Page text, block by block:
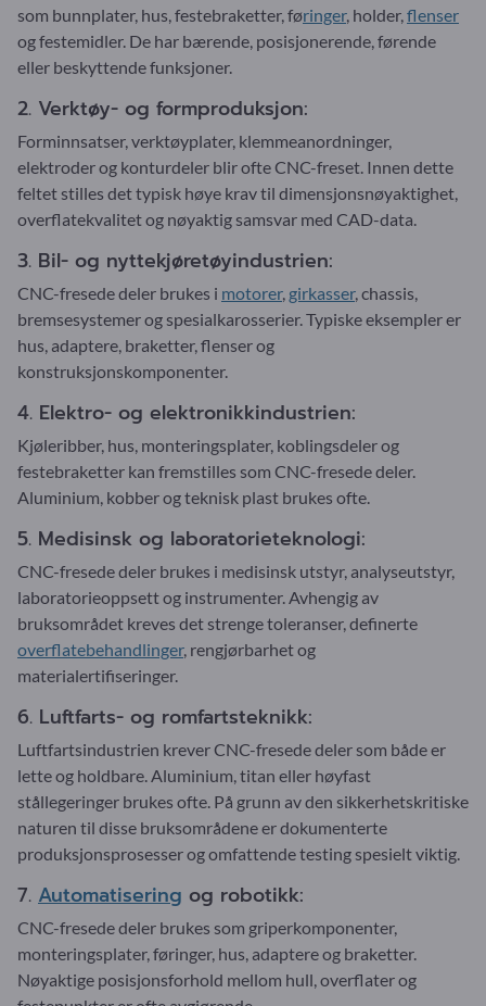
som bunnplater, hus, festebraketter, føringer, holder,flenser
og festemidler. De har bærende, posisjonerende, førende
eller beskyttende funksjoner.
2. Verktøy- og formproduksjon:
Forminnsatser, verktøyplater, klemmeanordninger,
elektroder og konturdeler blir ofte CNC-freset. Innen dette
feltet stilles det typisk høye krav til dimensjonsnøyaktighet,
overflatekvalitet og nøyaktig samsvar med CAD-data.
3. Bil- og nyttekjøretøyindustrien:
CNC-fresede deler brukes i motorer, girkasser, chassis,
bremsesystemer og spesialkarosserier. Typiske eksempler er
hus, adaptere, braketter, flenser og
konstruksjonskomponenter.
4. Elektro- og elektronikkindustrien:
Kjøleribber, hus, monteringsplater, koblingsdeler og
festebraketter kan fremstilles som CNC-fresede deler.
Aluminium, kobber og teknisk plast brukes ofte.
5. Medisinsk og laboratorieteknologi:
CNC-fresede deler brukes i medisinsk utstyr, analyseutstyr,
laboratorieoppsett og instrumenter. Avhengig av
bruksområdet kreves det strenge toleranser, definerte
overflatebehandlinger, rengjørbarhet og
materialertifiseringer.
6. Luftfarts- og romfartsteknikk:
Luftfartsindustrien krever CNC-fresede deler som både er
lette og holdbare. Aluminium, titan eller høyfast
stållegeringer brukes ofte. På grunn av den sikkerhetskritiske
naturen til disse bruksområdene er dokumenterte
produksjonsprosesser og omfattende testing spesielt viktig.
7. Automatisering og robotikk:
CNC-fresede deler brukes som griperkomponenter,
monteringsplater, føringer, hus, adaptere og braketter.
Nøyaktige posisjonsforhold mellom hull, overflater og